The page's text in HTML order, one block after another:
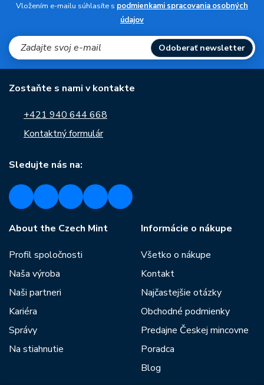
Vložením e-mailu súhlasíte s podmienkami spracovania osobných
údajov
Odoberať newsletter
Zostaňte s nami v kontakte
+421 940 644 668
Kontaktný formulár
Sledujte nás na:
About the Czech Mint
Profil spoločnosti
Naša výroba
Naši partneri
Kariéra
Správy
Na stiahnutie
Informácie o nákupe
Všetko o nákupe
Kontakt
Najčastejšie otázky
Obchodné podmienky
Predajne Českej mincovne
Poradca
Blog